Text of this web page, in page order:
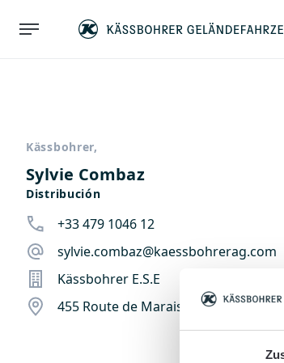
Kässbohrer,
Sylvie Combaz
Distribución
+33 479 1046 12
sylvie.combaz@kaessbohrerag.com
Kässbohrer E.S.E
455 Route de Marais, 73790 Tours